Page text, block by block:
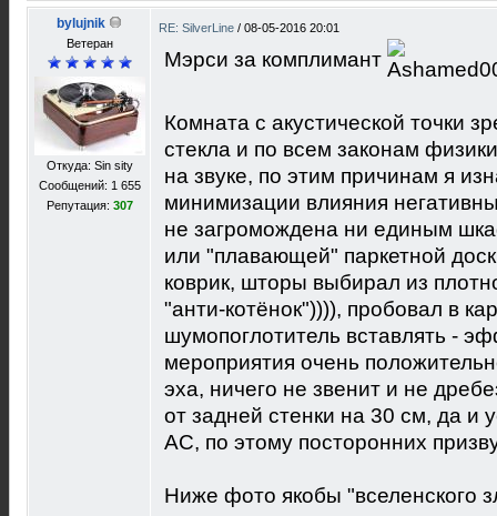
bylujnik
Ветеран
Откуда: Sin sity
Сообщений: 1 655
Репутация: 307
RE: SilverLine / 08-05-2016 20:01
Мэрси за комплимант
Комната с акустической точки
стекла и по всем законам
на звуке, по этим причинам я
минимизации влияния
не загромождена ни единым
или "плавающей" паркетной
коврик, шторы выбирал из
"анти-котёнок")))), пробовал в
шумопоглотитель вставлять -
мероприятия очень
эха, ничего не звенит и не
от задней стенки на 30 см, да и
АС, по этому посторонних
Ниже фото якобы "вселенского